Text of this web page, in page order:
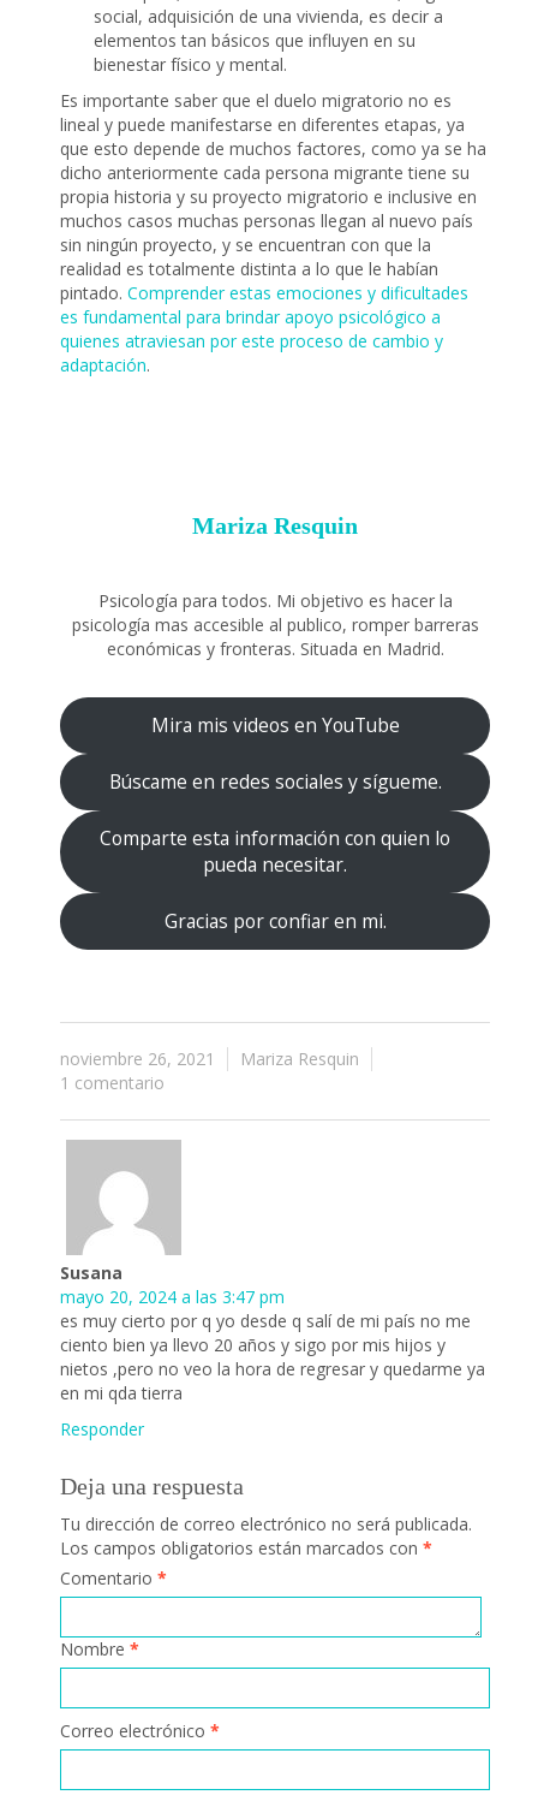
social, adquisición de una vivienda, es decir a
elementos tan básicos que influyen en su
bienestar físico y mental.
Es importante saber que el duelo migratorio no es
lineal y puede manifestarse en diferentes etapas, ya
que esto depende de muchos factores, como ya se ha
dicho anteriormente cada persona migrante tiene su
propia historia y su proyecto migratorio e inclusive en
muchos casos muchas personas llegan al nuevo país
sin ningún proyecto, y se encuentran con que la
realidad es totalmente distinta a lo que le habían
pintado. Comprender estas emociones y dificultades
es fundamental para brindar apoyo psicológico a
quienes atraviesan por este proceso de cambio y
adaptación.
Mariza Resquin
Psicología para todos. Mi objetivo es hacer la
psicología mas accesible al publico, romper barreras
económicas y fronteras. Situada en Madrid.
Mira mis videos en YouTube
Búscame en redes sociales y sígueme.
Comparte esta información con quien lo
pueda necesitar.
Gracias por confiar en mi.
noviembre 26, 2021
Mariza Resquin
1 comentario
Susana
mayo 20, 2024 a las 3:47 pm
es muy cierto por q yo desde q salí de mi país no me
ciento bien ya llevo 20 años y sigo por mis hijos y
nietos ,pero no veo la hora de regresar y quedarme ya
en mi qda tierra
Responder
Deja una respuesta
Tu dirección de correo electrónico no será publicada.
Los campos obligatorios están marcados con *
Comentario *
Nombre *
Correo electrónico *